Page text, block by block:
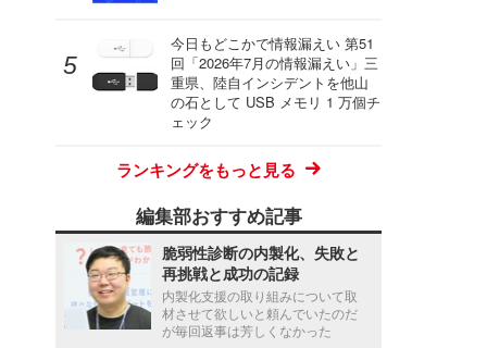
今日もどこかで情報漏えい 第51
回「2026年7月の情報漏えい」三
重県、陸自インシデントを他山
の石として USB メモリ 1 万個チ
ェック
ランキングをもっと見る
編集部おすすめ記事
脆弱性診断の内製化、失敗と
再挑戦と成功の記録
内製化支援の取り組みについて取
材させて欲しいと頼んでいたのだ
が毎回返事は芳しくなかった